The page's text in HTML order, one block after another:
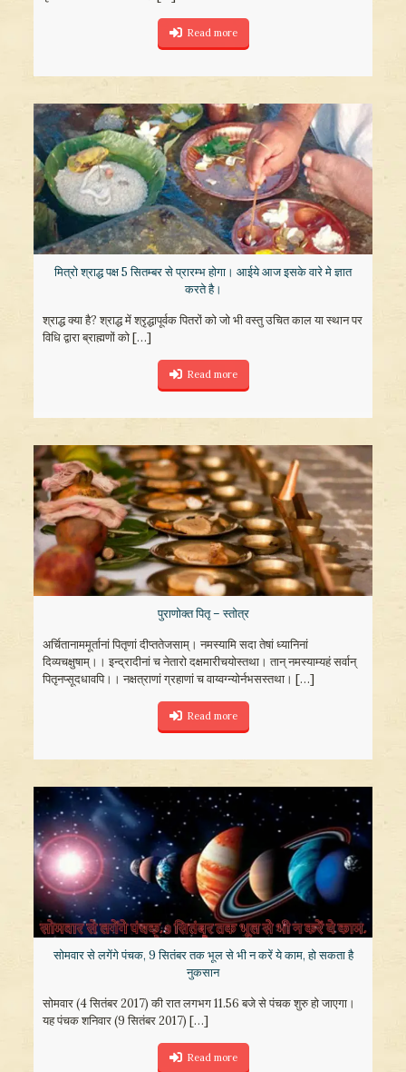
Read more
मित्रो श्राद्ध पक्ष 5 सितम्बर से प्रारम्भ होगा। आईये आज इसके वारे मे ज्ञात
करते है।
श्राद्ध क्या है? श्राद्ध में श्रृद्धापूर्वक पितरों को जो भी वस्तु उचित काल या स्थान पर
विधि द्वारा ब्राह्मणों को[…]
Read more
पुराणोक्त पितृ – स्तोत्र
अर्चितानाममूर्तानां पितृणां दीप्ततेजसाम्। नमस्यामि सदा तेषां ध्यानिनां
दिव्यचक्षुषाम्।। इन्द्रादीनां च नेतारो दक्षमारीचयोस्तथा। तान् नमस्याम्यहं सर्वान्
पितृनप्सूदधावपि।। नक्षत्राणां ग्रहाणां च वाय्वग्न्योर्नभसस्तथा। […]
Read more
​सोमवार से लगेंगे पंचक, 9 सितंबर तक भूल से भी न करें ये काम, हो सकता है
नुकसान
सोमवार (4 सितंबर 2017) की रात लगभग 11.56 बजे से पंचक शुरु हो जाएगा।
यह पंचक शनिवार (9 सितंबर 2017) […]
Read more